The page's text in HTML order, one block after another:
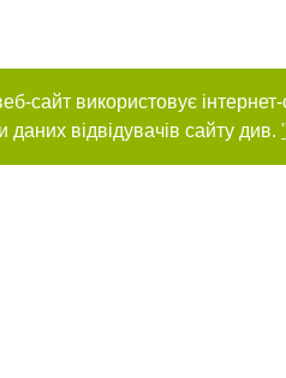
сайт використовує
відвідувачів сайту див.